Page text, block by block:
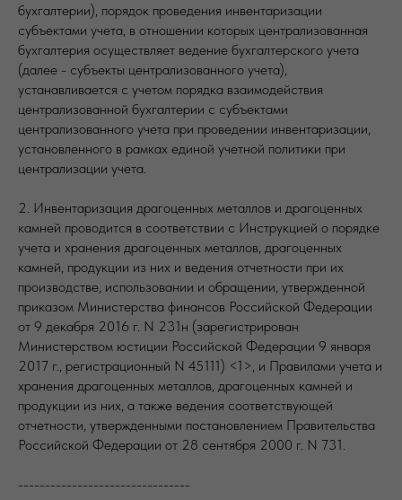
бухгалтерии), порядок проведения инвентаризации
субъектами учета, в отношении которых централизованная
бухгалтерия осуществляет ведение бухгалтерского учета
(далее - субъекты централизованного учета),
устанавливается с учетом порядка взаимодействия
централизованной бухгалтерии с субъектами
централизованного учета при проведении инвентаризации,
установленного в рамках единой учетной политики при
централизации учета.
2. Инвентаризация драгоценных металлов и драгоценных
камней проводится в соответствии с Инструкцией о порядке
учета и хранения драгоценных металлов, драгоценных
камней, продукции из них и ведения отчетности при их
производстве, использовании и обращении, утвержденной
приказом Министерства финансов Российской Федерации
от 9 декабря 2016 г. N 231н (зарегистрирован
Министерством юстиции Российской Федерации 9 января
2017 г., регистрационный N 45111) <1>, и Правилами учета и
хранения драгоценных металлов, драгоценных камней и
продукции из них, а также ведения соответствующей
отчетности, утвержденными постановлением Правительства
Российской Федерации от 28 сентября 2000 г. N 731.
--------------------------------